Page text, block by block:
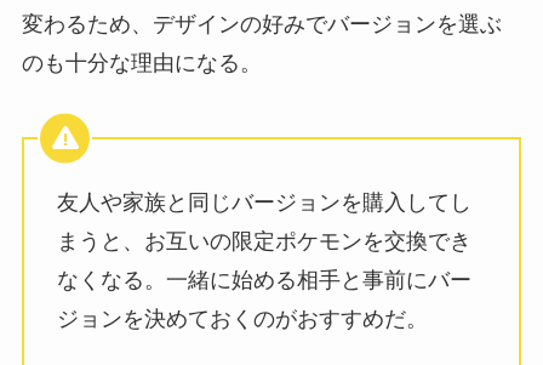
変わるため、デザインの好みでバージョンを選ぶ
のも十分な理由になる。
友人や家族と同じバージョンを購入してし
まうと、お互いの限定ポケモンを交換でき
なくなる。一緒に始める相手と事前にバー
ジョンを決めておくのがおすすめだ。